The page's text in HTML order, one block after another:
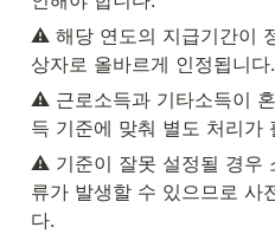
⚠️ 해당 연도의 지급기간이
상자로 올바르게 인정됩니다.
⚠️ 근로소득과 기타소득이
득 기준에 맞춰 별도 처리가
⚠️ 기준이 잘못 설정될 경우
류가 발생할 수 있으므로 사
다.